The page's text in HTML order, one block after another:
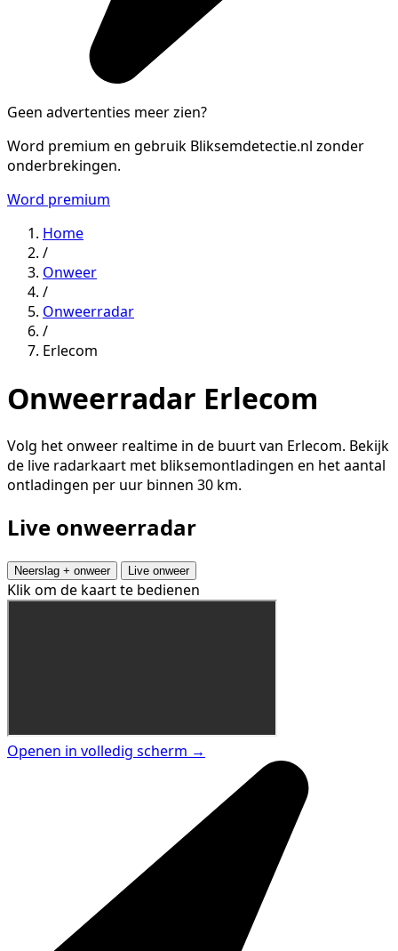
Geen advertenties meer zien?
Word premium en gebruik Bliksemdetectie.nl zonder
onderbrekingen.
Word premium
Home
/
Onweer
/
Onweerradar
/
Erlecom
Onweerradar Erlecom
Volg het onweer realtime in de buurt van Erlecom. Bekijk
de live radarkaart met bliksemontladingen en het aantal
ontladingen per uur binnen 30 km.
Live onweerradar
Neerslag + onweer Live onweer
Klik om de kaart te bedienen
Openen in volledig scherm →